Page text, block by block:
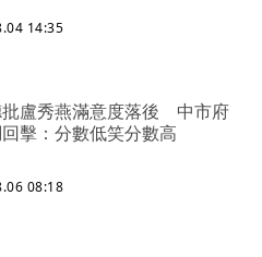
14:35
盧秀燕滿意度落後 中市府
擊：分數低笑分數高
08:18